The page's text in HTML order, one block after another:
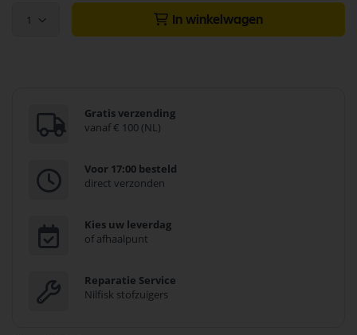
1 In winkelwagen
Gratis verzending
vanaf € 100 (NL)
Voor 17:00 besteld
direct verzonden
Kies uw leverdag
of afhaalpunt
Reparatie Service
Nilfisk stofzuigers